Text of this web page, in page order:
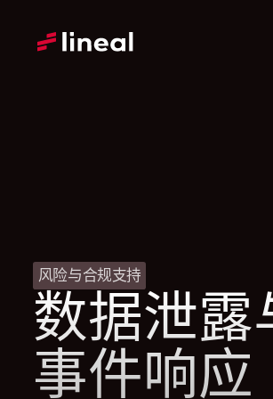
风险与合规支持
数据泄露
事件响应